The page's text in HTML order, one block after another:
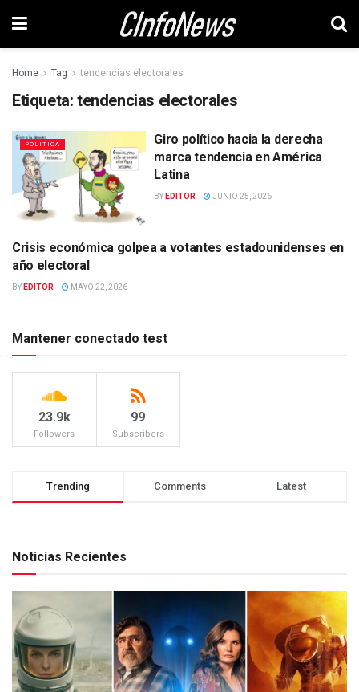
Home Tag tendencias electorales
Etiqueta: tendencias electorales
POLITICA
Giro político hacia la derecha
marca tendencia en América
Latina
BY EDITOR JUNIO 25, 2026
INTERNACIONAL
Crisis económica golpea a votantes estadounidenses en
año electoral
BY EDITOR MAYO 22, 2026
Mantener conectado test
23.9k
Followers
99
Subscribers
Trending Comments Latest
Noticias Recientes